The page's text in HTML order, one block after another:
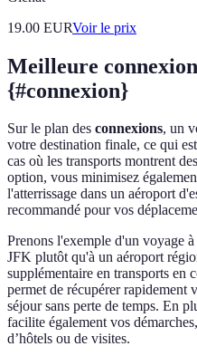
19.00 EURVoir le prix
Meilleure
{#connexion}
Sur le plan des connexions, un
votre destination finale, ce qui
cas où les transports montrent
option, vous minimisez
l'atterrissage dans un aéroport
recommandé pour vos
Prenons l'exemple d'un voyage
JFK plutôt qu'à un aéroport
supplémentaire en transports en
permet de récupérer rapidement
séjour sans perte de temps. En
facilite également vos
d’hôtels ou de visites.